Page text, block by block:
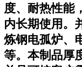
度、耐热性
内长期使用
炼钢电孤炉、
等。本制品